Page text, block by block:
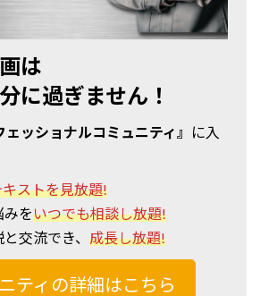
は
に過ぎません！
ェッショナルコミュニティ』
に入
ストを見放題!
みをいつでも相談し放題!
交流でき、 成長し放題!
ティの詳細はこちら